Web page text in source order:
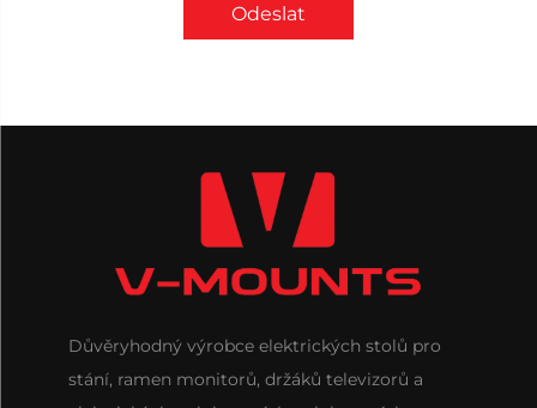
Odeslat
Důvěryhodný výrobce elektrických stolů pro
stání, ramen monitorů, držáků televizorů a